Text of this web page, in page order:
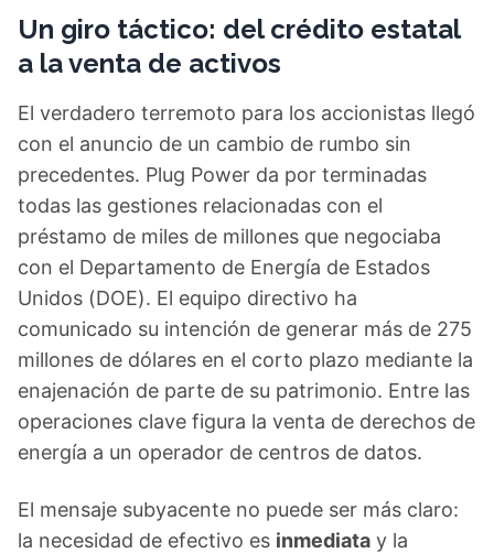
Un giro táctico: del crédito estatal
a la venta de activos
El verdadero terremoto para los accionistas llegó
con el anuncio de un cambio de rumbo sin
precedentes. Plug Power da por terminadas
todas las gestiones relacionadas con el
préstamo de miles de millones que negociaba
con el Departamento de Energía de Estados
Unidos (DOE). El equipo directivo ha
comunicado su intención de generar más de 275
millones de dólares en el corto plazo mediante la
enajenación de parte de su patrimonio. Entre las
operaciones clave figura la venta de derechos de
energía a un operador de centros de datos.
El mensaje subyacente no puede ser más claro:
la necesidad de efectivo es inmediata y la